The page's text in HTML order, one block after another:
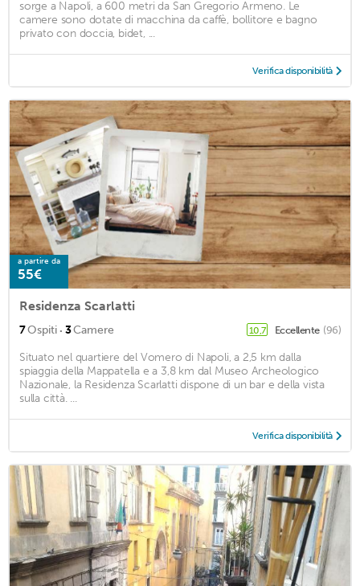
sorge a Napoli, a 600 metri da San Gregorio Armeno. Le
camere sono dotate di macchina da caffè, bollitore e bagno
privato con doccia, bidet, ...
Verifica disponibilità
a partire da
55€
Residenza Scarlatti
7Ospiti · 3Camere 10,7 Eccellente (96)
Situato nel quartiere del Vomero di Napoli, a 2,5 km dalla
spiaggia della Mappatella e a 3,8 km dal Museo Archeologico
Nazionale, la Residenza Scarlatti dispone di un bar e della vista
sulla città. ...
Verifica disponibilità